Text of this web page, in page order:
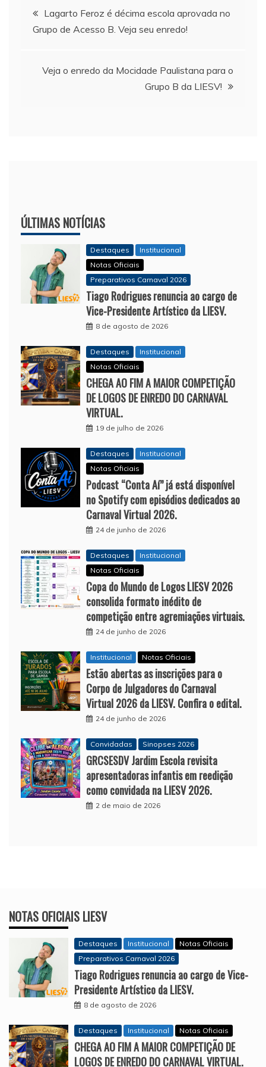
Navegação
de
Post
Lagarto Feroz é décima escola aprovada no
Grupo de Acesso B. Veja seu enredo!
Veja o enredo da Mocidade Paulistana para o
Grupo B da LIESV!
ÚLTIMAS NOTÍCIAS
Destaques
Institucional
Notas Oficiais
Preparativos Carnaval 2026
Tiago Rodrigues renuncia ao cargo de
Vice-Presidente Artístico da LIESV.
8 de agosto de 2026
Destaques
Institucional
Notas Oficiais
CHEGA AO FIM A MAIOR COMPETIÇÃO
DE LOGOS DE ENREDO DO CARNAVAL
VIRTUAL.
19 de julho de 2026
Destaques
Institucional
Notas Oficiais
Podcast “Conta Aí” já está disponível
no Spotify com episódios dedicados ao
Carnaval Virtual 2026.
24 de junho de 2026
Destaques
Institucional
Notas Oficiais
Copa do Mundo de Logos LIESV 2026
consolida formato inédito de
competição entre agremiações virtuais.
24 de junho de 2026
Institucional Notas Oficiais
Estão abertas as inscrições para o
Corpo de Julgadores do Carnaval
Virtual 2026 da LIESV. Confira o edital.
24 de junho de 2026
Convidadas Sinopses 2026
GRCSESDV Jardim Escola revisita
apresentadoras infantis em reedição
como convidada na LIESV 2026.
2 de maio de 2026
NOTAS OFICIAIS LIESV
Destaques Institucional
Notas Oficiais
Preparativos Carnaval 2026
Tiago Rodrigues renuncia ao cargo de Vice-
Presidente Artístico da LIESV.
8 de agosto de 2026
Destaques Institucional Notas Oficiais
CHEGA AO FIM A MAIOR COMPETIÇÃO DE
LOGOS DE ENREDO DO CARNAVAL VIRTUAL.